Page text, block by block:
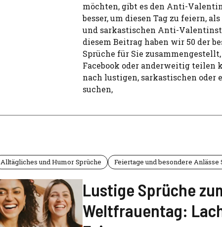
möchten, gibt es den Anti-
besser, um diesen Tag zu feiern,
und sarkastischen Anti-
diesem Beitrag haben wir 50 der
Sprüche für Sie
Facebook oder anderweitig teilen
nach lustigen, sarkastischen oder
suchen,
Alltägliches und Humor Sprüche Feiertage und besondere Anlässe
Lustige Sprüche
Weltfrauentag: